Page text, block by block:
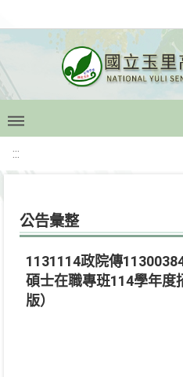
:::
公告彙整
1131114政院傳
碩士在職專班114學年度
版）